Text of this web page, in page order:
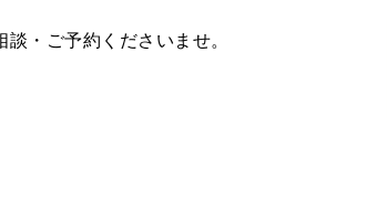
・ご予約くださいませ。